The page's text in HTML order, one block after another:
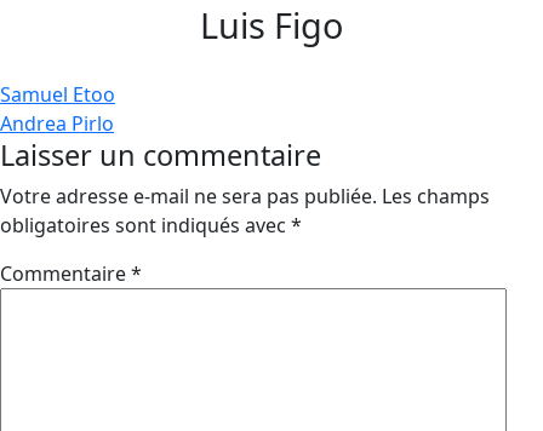
Luis Figo
Navigation
de
l’article
Samuel Etoo
Andrea Pirlo
Laisser un commentaire
Votre adresse e-mail ne sera pas publiée. Les champs
obligatoires sont indiqués avec *
Commentaire*